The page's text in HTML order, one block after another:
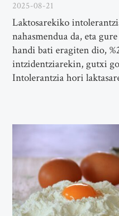
2025-08-21
Laktosarekiko
nahasmendua da, eta
handi bati eragiten dio,
intzidentziarekin, gutxi
Intolerantzia hori